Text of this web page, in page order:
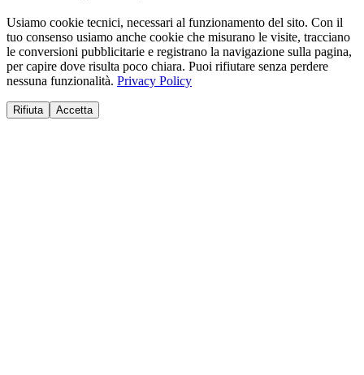
Usiamo cookie tecnici, necessari al funzionamento del sito. Con il
tuo consenso usiamo anche cookie che misurano le visite, tracciano
le conversioni pubblicitarie e registrano la navigazione sulla pagina,
per capire dove risulta poco chiara. Puoi rifiutare senza perdere
nessuna funzionalità. Privacy Policy
Rifiuta Accetta